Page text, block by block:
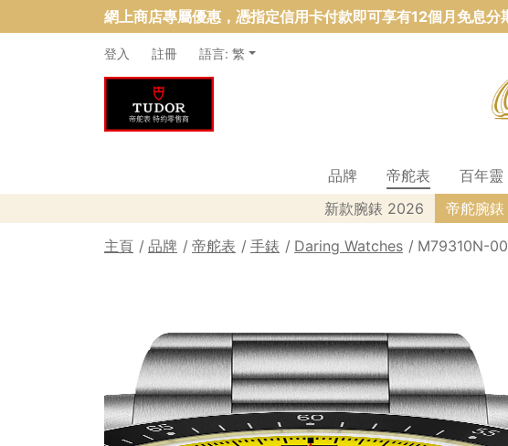
網上商店專屬優惠，憑指定信用卡付款即可享有12個月免息分
登入 註冊 語言: 繁
品牌 帝舵表 百年靈
新款腕錶 2026
帝舵腕錶
主頁 品牌 帝舵表 手錶 Daring Watches M79310N-